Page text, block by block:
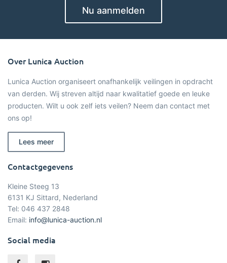
Nu aanmelden
Over Lunica Auction
Lunica Auction organiseert onafhankelijk veilingen in opdracht
van derden. Wij streven altijd naar kwalitatief goede en leuke
producten. Wilt u ook zelf iets veilen? Neem dan contact met
ons op!
Lees meer
Contactgegevens
Kleine Steeg 13
6131 KJ Sittard, Nederland
Tel: 046 437 2848
Email: info@lunica-auction.nl
Social media